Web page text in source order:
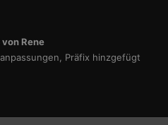
von Rene
Präfix hinzgefügt